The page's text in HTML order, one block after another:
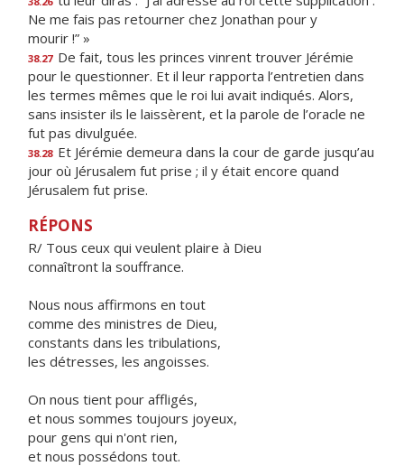
Ne me fais pas retourner chez Jonathan pour y
mourir !” »
38.27 De fait, tous les princes vinrent trouver Jérémie
pour le questionner. Et il leur rapporta l’entretien dans
les termes mêmes que le roi lui avait indiqués. Alors,
sans insister ils le laissèrent, et la parole de l’oracle ne
fut pas divulguée.
38.28 Et Jérémie demeura dans la cour de garde jusqu’au
jour où Jérusalem fut prise ; il y était encore quand
Jérusalem fut prise.
RÉPONS
R/ Tous ceux qui veulent plaire à Dieu
connaîtront la souffrance.
Nous nous affirmons en tout
comme des ministres de Dieu,
constants dans les tribulations,
les détresses, les angoisses.
On nous tient pour affligés,
et nous sommes toujours joyeux,
pour gens qui n'ont rien,
et nous possédons tout.